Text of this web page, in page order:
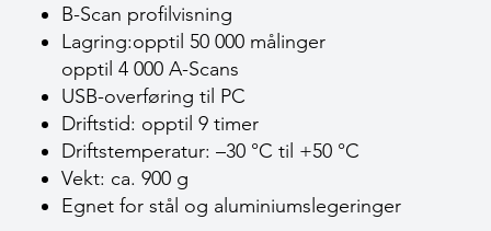
B-Scan profilvisning
Lagring:opptil 50 000 målinger
opptil 4 000 A-Scans
USB-overføring til PC
Driftstid: opptil 9 timer
Driftstemperatur: –30 °C til +50 °C
Vekt: ca. 900 g
Egnet for stål og aluminiumslegeringer